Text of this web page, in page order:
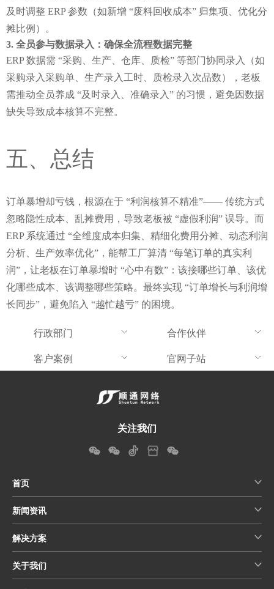
及时调整 ERP 参数（如新增 “废料回收成本” 归集项、优化分
摊比例）。
全员参与数据录入：确保全流程数据完整
ERP 数据需 “采购、生产、仓库、质检” 等部门协同录入（如
采购录入采购单、生产录入工时、质检录入次品数），老板
需推动全员养成 “及时录入、准确录入” 的习惯，避免因数据
缺失导致成本核算不完整。
五、总结
订单暴增却亏钱，根源在于 “利润核算不精准”—— 传统方式
忽略隐性成本、乱摊费用，导致老板被 “虚假利润” 误导。而
ERP 系统通过 “全维度成本归集、精细化费用分摊、动态利润
分析、生产效率优化”，能帮工厂算清 “每笔订单的真实利
润”，让老板在订单暴增时 “心中有数”：该接哪些订单、该优
化哪些成本、该调整哪些策略。最终实现 “订单增长与利润增
长同步”，避免陷入 “越忙越亏” 的困境。
行政部门
合作伙伴
客户案例
官网子站
关注我们
首页
新闻资讯
解决方案
关于我们